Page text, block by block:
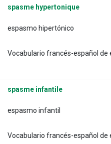
spasme hypertonique
espasmo hipertónico
Vocabulario francés-español
spasme infantile
espasmo infantil
Vocabulario francés-español